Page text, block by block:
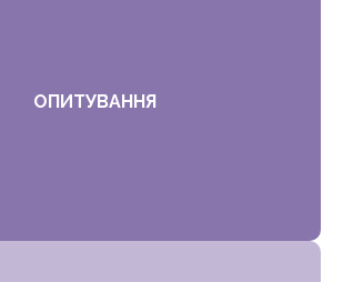
ОПИТУВАННЯ